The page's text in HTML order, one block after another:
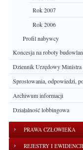
Rok 2007
Rok 2006
Profil nabywcy
Koncesja na roboty
Dziennik Urzędowy
Sprostowania, odpowiedzi,
Archiwum informacji
Działalność lobbingowa
PRAWA CZŁOWIEKA
REJESTRY I